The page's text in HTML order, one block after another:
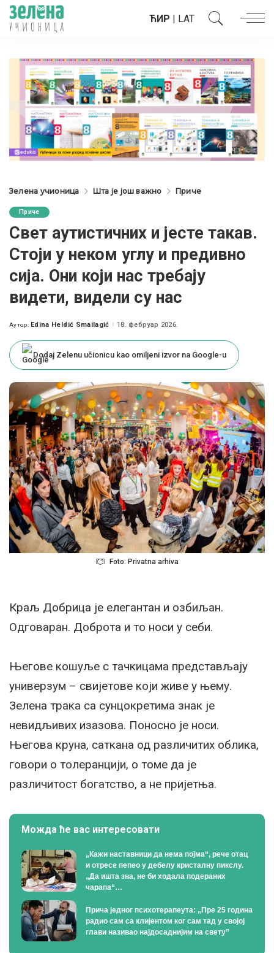
ЋИР | LAT
Зелена учионица Шта је још важно Приче
Приче
Свет аутистичних и јесте такав.
Стоји у неком углу и предивно
сија. Они који нас требају
видети, видели су нас
Posted
Аутор: Edina Heldić Smailagić 18. фебруар 2026.
Dodaj Zelenu učionicu kao omiljeni izvor na Google-u
Foto: Privatna arhiva
Краљ Добрица је елегантан и озбиљан.
Одговаран. Доброта и то носи у себи.
Његове кошуље с тачкицама представљају
универзум – свијетове који живе у њему.
Зелена трака са сунцокретима знак је
невидљивих изазова. Поносно је носи.
Његова круна, саткана од различитих облика,
говори о толеранцији, о томе да је
различитост богатство, а не пријетња.
Можда ће вас интересовати
„Кажи наставници да нема појма“, рече отац
и отресе пепео у дебелу кристалну пикслу.
„Да ишта зна, не би ходала подераних
чарапа“…
Прича једног психотерапеута: „Пре 25 година
радио сам са клијентом ког сам тад у својој
глави називао најдосаднијим на свету”